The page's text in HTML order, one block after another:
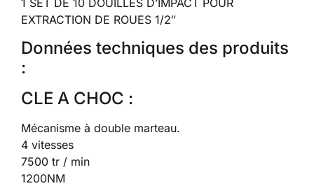
1 SET DE 10 DOUILLES D’IMPACT POUR
EXTRACTION DE ROUES 1/2″
Données techniques des produits
:
CLE A CHOC :
Mécanisme à double marteau.
4 vitesses
7500 tr / min
1200NM